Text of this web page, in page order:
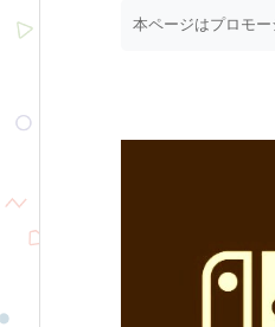
本ページはプロモ